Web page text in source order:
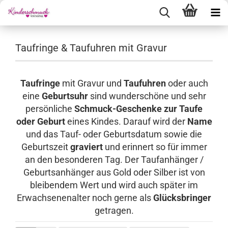
Taufringe & Taufuhren mit Gravur
Taufringemit Gravur und Taufuhrenoder auch
eine Geburtsuhrsind wunderschöne und sehr
persönliche Schmuck-Geschenke zur Taufe
oder Geburteines Kindes. Darauf wird der Name
und das Tauf- oder Geburtsdatum sowie die
Geburtszeitgraviert und erinnert so für immer
an den besonderen Tag. Der Taufanhänger /
Geburtsanhänger aus Gold oder Silber ist von
bleibendem Wert und wird auch später im
Erwachsenenalter noch gerne alsGlücksbringer
getragen.